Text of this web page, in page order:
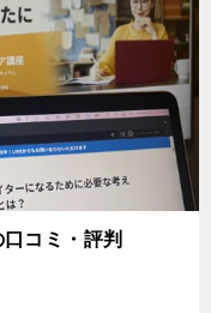
コミ・評判